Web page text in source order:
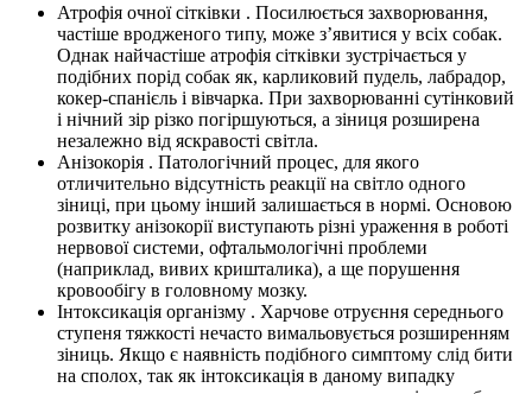
Атрофія очної сітківки . Посилюється захворювання,
частіше вродженого типу, може з’явитися у всіх собак.
Однак найчастіше атрофія сітківки зустрічається у
подібних порід собак як, карликовий пудель, лабрадор,
кокер-спанієль і вівчарка. При захворюванні сутінковий
і нічний зір різко погіршуються, а зіниця розширена
незалежно від яскравості світла.
Анізокорія . Патологічний процес, для якого
отличительно відсутність реакції на світло одного
зіниці, при цьому інший залишається в нормі. Основою
розвитку анізокорії виступають різні ураження в роботі
нервової системи, офтальмологічні проблеми
(наприклад, вивих кришталика), а ще порушення
кровообігу в головному мозку.
Інтоксикація організму . Харчове отруєння середнього
ступеня тяжкості нечасто вимальовується розширенням
зіниць. Якщо є наявність подібного симптому слід бити
на сполох, так як інтоксикація в даному випадку